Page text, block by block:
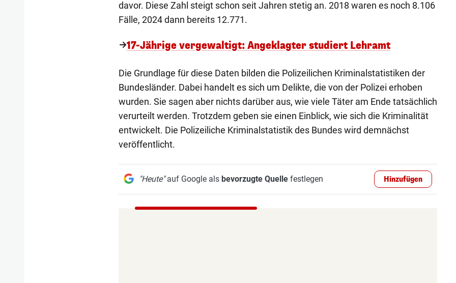
davor. Diese Zahl steigt schon seit Jahren stetig an. 2018 waren es noch 8.106
Fälle, 2024 dann bereits 12.771.
17-Jährige vergewaltigt: Angeklagter studiert Lehramt
Die Grundlage für diese Daten bilden die Polizeilichen Kriminalstatistiken der
Bundesländer. Dabei handelt es sich um Delikte, die von der Polizei erhoben
wurden. Sie sagen aber nichts darüber aus, wie viele Täter am Ende tatsächlich
verurteilt werden. Trotzdem geben sie einen Einblick, wie sich die Kriminalität
entwickelt. Die Polizeiliche Kriminalstatistik des Bundes wird demnächst
veröffentlicht.
"Heute"auf Google als bevorzugte Quellefestlegen Hinzufügen